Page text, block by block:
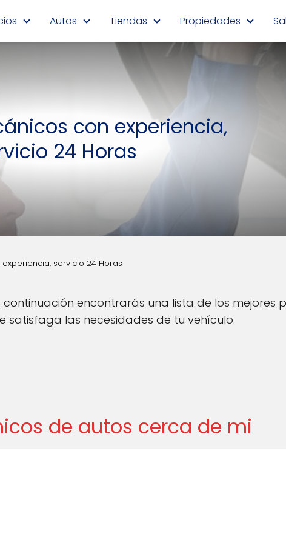
Autos Tiendas Propiedades
con experiencia,
24 Horas
servicio 24 Horas
continuación encontrarás una lista de los mejores
satisfaga las necesidades de tu vehículo.
de autos cerca de mi